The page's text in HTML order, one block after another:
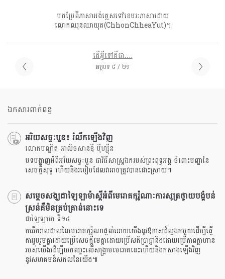
បកប្រែពីភាសាអង់គ្លេសទៅខេមរៈភាសាដោយ
លោកឈុនឈាយុត(ChhonChheaYut)។
តើអ្វីទៅគឺជា….
អត្ថបទ ៨ / ២១
ឯកសារពាក់ពន្ធ
អរិយសច្ចៈបួន៖ រំលឹកឡើងវិញ
លោកបណ្ឌិត អាលិចសានឌឺ បុឺហ្សុីន
បទបង្ហាញអំពីអរិយសច្ចៈបួន ជាវិធីសាស្រ្តឯករបស់ព្រះពុទ្ធអង្គ ចំពោះបញ្ហានៃ
សេចក្តីសុទ្ខ ហើយនិងរបៀបដែលវាអាចត្រូវបានដោះស្រាយ។
សម្តេចសង្ឃដាឡៃឡាម៉ាស្តីអំពីមេរោគកូរ៉ូណាៈការសូត្រថ្វាយបង្គំបន់
ស្រន់គឺមិនគ្រប់គ្រាន់នោះទេ
ដាឡៃឡាមា ទី១៤
ការរីករាលដាលនៃមេរោគកូរ៉ូណាផ្តល់អោយយើងនូវឪកាសដ៏ល្អឯកមួយដើម្បីធ្វើ
ការរួបរួមគ្នាដោយប្រើសេចក្តីមេត្តាដោយប្រើសតិប្រាជ្ញានិងដោយប្រើភាពក្លាហាន
របស់យើងដើម្បីយកឈ្នះលើសង្គ្រាមមេរោគនេះហើយនិងកសាងឡើងវិញ
នូវសហគមន៏សកលនៃយើង៕